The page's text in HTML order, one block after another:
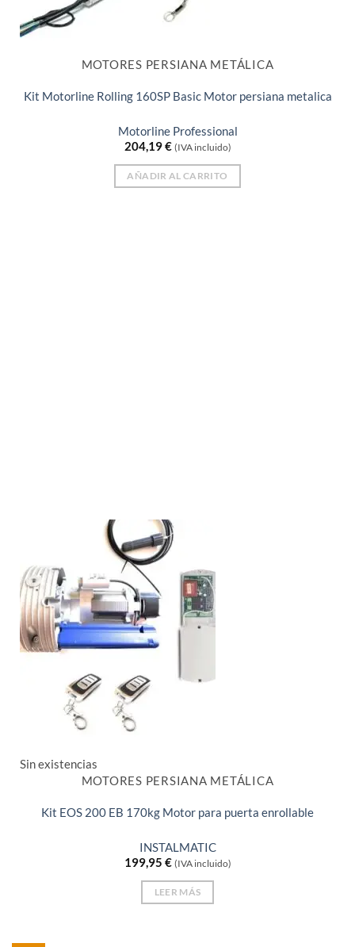
MOTORES PERSIANA METÁLICA
Kit Motorline Rolling 160SP Basic Motor persiana metalica
Motorline Professional
204,19€ (IVA incluido)
AÑADIR AL CARRITO
Sin existencias
MOTORES PERSIANA METÁLICA
Kit EOS 200 EB 170kg Motor para puerta enrollable
INSTALMATIC
199,95 € (IVA incluido)
LEER MÁS